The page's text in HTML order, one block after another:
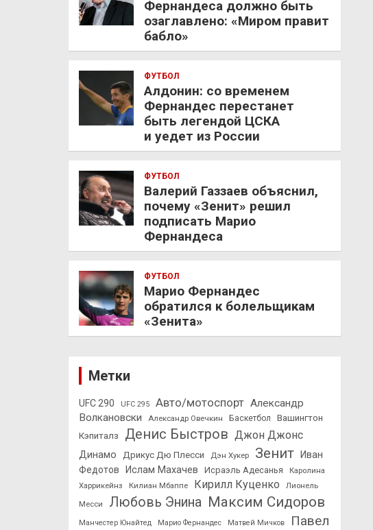
Фернандеса должно быть
озаглавлено: «Миром правит
бабло»
ФУТБОЛ
Алдонин: со временем
Фернандес перестанет
быть легендой ЦСКА
и уедет из России
ФУТБОЛ
Валерий Газзаев объяснил,
почему «Зенит» решил
подписать Марио
Фернандеса
ФУТБОЛ
Марио Фернандес
обратился к болельщикам
«Зенита»
Метки
UFC 290 UFC 295 Авто/мотоспорт Александр
Волкановски
Александр Овечкин Баскетбол
Вашингтон
Кэпиталз
Денис Быстров Джон Джонс
Динамо Дрикус Дю Плесси Дэн Хукер Зенит
Иван
Федотов
Ислам Махачев Исраэль Адесанья
Каролина
Харрикейнз
Килиан Мбаппе Кирилл Куценко
Лионель
Месси
Любовь Энина Максим Сидоров
Манчестер Юнайтед Марио Фернандес Матвей Мичков
Павел